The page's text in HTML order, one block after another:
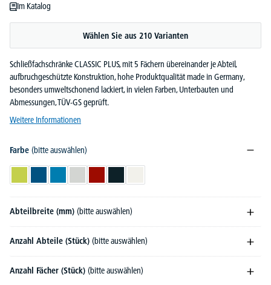
Im Katalog
Wählen Sie aus 210 Varianten
Schließfachschränke CLASSIC PLUS, mit 5 Fächern übereinander je Abteil,
aufbruchgeschützte Konstruktion, hohe Produktqualität made in Germany,
besonders umweltschonend lackiert, in vielen Farben, Unterbauten und
Abmessungen, TÜV-GS geprüft.
Weitere Informationen
Farbe (bitte auswählen)
Abteilbreite (mm) (bitte auswählen)
Anzahl Abteile (Stück) (bitte auswählen)
Anzahl Fächer (Stück) (bitte auswählen)